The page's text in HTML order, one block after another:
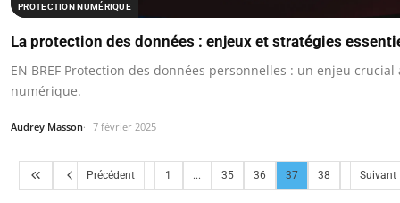
PROTECTION NUMÉRIQUE
La protection des données : enjeux et stratégies
EN BREF Protection des données personnelles : un enjeu crucial
numérique.
Audrey Masson 7 février 2025
Précédent 1 ... 35 36 37 38 Suivant